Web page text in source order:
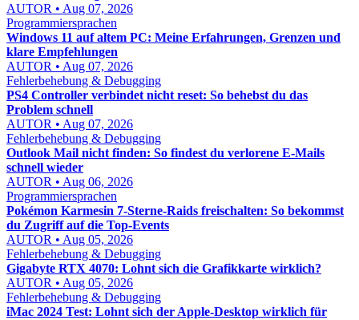
AUTOR • Aug 07, 2026
Programmiersprachen
Windows 11 auf altem PC: Meine Erfahrungen, Grenzen und
klare Empfehlungen
AUTOR • Aug 07, 2026
Fehlerbehebung & Debugging
PS4 Controller verbindet nicht reset: So behebst du das
Problem schnell
AUTOR • Aug 07, 2026
Fehlerbehebung & Debugging
Outlook Mail nicht finden: So findest du verlorene E-Mails
schnell wieder
AUTOR • Aug 06, 2026
Programmiersprachen
Pokémon Karmesin 7-Sterne-Raids freischalten: So bekommst
du Zugriff auf die Top-Events
AUTOR • Aug 05, 2026
Fehlerbehebung & Debugging
Gigabyte RTX 4070: Lohnt sich die Grafikkarte wirklich?
AUTOR • Aug 05, 2026
Fehlerbehebung & Debugging
iMac 2024 Test: Lohnt sich der Apple-Desktop wirklich für